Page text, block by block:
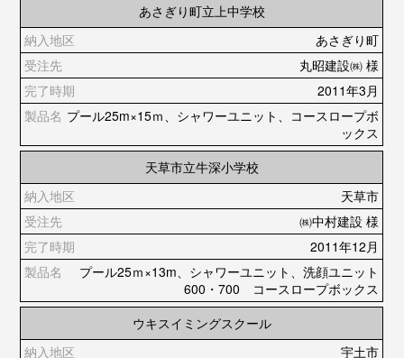
あさぎり町立上中学校
あさぎり町
丸昭建設㈱ 様
2011年3月
プール25m×15ｍ、シャワーユニット、コースロープボ
ックス
天草市立牛深小学校
天草市
㈱中村建設 様
2011年12月
プール25ｍ×13m、シャワーユニット、洗顔ユニット
600・700 コースロープボックス
ウキスイミングスクール
宇土市